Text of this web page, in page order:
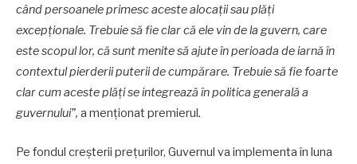
când persoanele primesc aceste alocații sau plăți
excepționale. Trebuie să fie clar că ele vin de la guvern, care
este scopul lor, că sunt menite să ajute în perioada de iarnă în
contextul pierderii puterii de cumpărare. Trebuie să fie foarte
clar cum aceste plăți se integrează în politica generală a
guvernului”, a menționat premierul .
Pe fondul creșterii prețurilor, Guvernul va implementa în luna